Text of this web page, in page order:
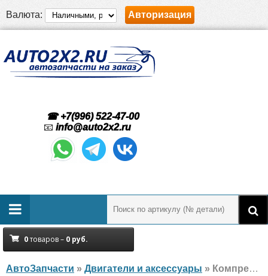
Валюта: Авторизация
☎ +7(996) 522-47-00
📧 info@auto2x2.ru
0товаров – 0 руб.
АвтоЗапчасти » Двигатели и аксессуары » Компрессор кондиционера Nissens 89310 13191995 Alfa Romeo, Fiat, Opel, новый